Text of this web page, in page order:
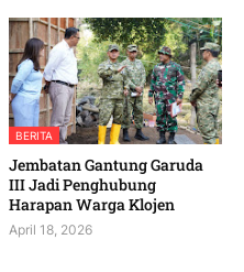
BERITA
Jembatan Gantung Garuda
III Jadi Penghubung
Harapan Warga Klojen
April 18, 2026